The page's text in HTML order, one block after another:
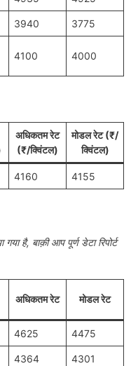
3940 3775
4100 4000
अधिकतम रेट
(₹/क्विंटल)
मोडल रेट (₹/
क्विंटल)
4160 4155
है, बाक़ी आप पूर्ण डेटा रिपोर्ट
अधिकतम रेट मोडल रेट
4625 4475
4364 4301